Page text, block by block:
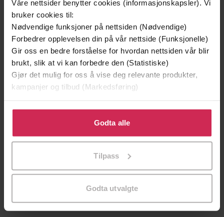
Våre nettsider benytter cookies (informasjonskapsler). Vi
bruker cookies til:
Nødvendige funksjoner på nettsiden (Nødvendige)
Forbedrer opplevelsen din på vår nettside (Funksjonelle)
Gir oss en bedre forståelse for hvordan nettsiden vår blir
brukt, slik at vi kan forbedre den (Statistiske)
Gjør det mulig for oss å vise deg relevante produkter,
kampanjer og tilbud (Markedsføring)
Klikk på «Godta alle» for å gi oss ditt samtykke til å
bruke cookies for alle disse formålene. Du kan også
tilpasse ditt samtykke til spesifikke formål ved å klikke
Godta alle
Tilpass
Godta utvalgte
199,-
Jo Nesbø
349,-
Jørn Lier Horst
Undertittel A Rachel Knight novel